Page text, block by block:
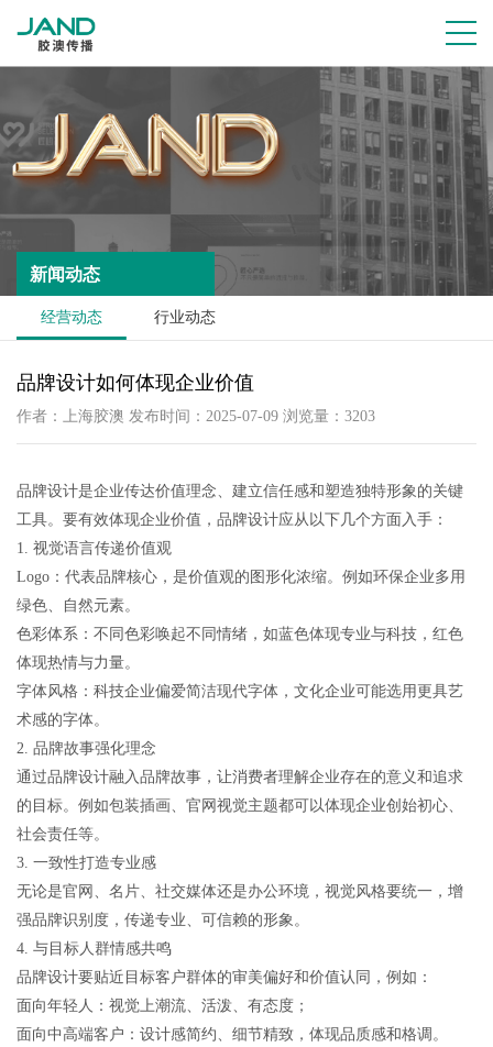
新闻动态
经营动态 行业动态
品牌设计如何体现企业价值
作者：上海胶澳 发布时间：2025-07-09 浏览量：3203
品牌设计是企业传达价值理念、建立信任感和塑造独特形象的关键
工具。要有效体现企业价值，品牌设计应从以下几个方面入手：
1. 视觉语言传递价值观
Logo：代表品牌核心，是价值观的图形化浓缩。例如环保企业多用
绿色、自然元素。
色彩体系：不同色彩唤起不同情绪，如蓝色体现专业与科技，红色
体现热情与力量。
字体风格：科技企业偏爱简洁现代字体，文化企业可能选用更具艺
术感的字体。
2. 品牌故事强化理念
通过品牌设计融入品牌故事，让消费者理解企业存在的意义和追求
的目标。例如包装插画、官网视觉主题都可以体现企业创始初心、
社会责任等。
3. 一致性打造专业感
无论是官网、名片、社交媒体还是办公环境，视觉风格要统一，增
强品牌识别度，传递专业、可信赖的形象。
4. 与目标人群情感共鸣
品牌设计要贴近目标客户群体的审美偏好和价值认同，例如：
面向年轻人：视觉上潮流、活泼、有态度；
面向中高端客户：设计感简约、细节精致，体现品质感和格调。